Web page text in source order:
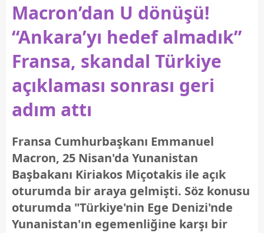
Macron’dan U dönüşü!
“Ankara’yı hedef almadık”
Fransa, skandal Türkiye
açıklaması sonrası geri
adım attı
Fransa Cumhurbaşkanı Emmanuel
Macron, 25 Nisan'da Yunanistan
Başbakanı Kiriakos Miçotakis ile açık
oturumda bir araya gelmişti. Söz konusu
oturumda "Türkiye'nin Ege Denizi'nde
Yunanistan'ın egemenliğine karşı bir